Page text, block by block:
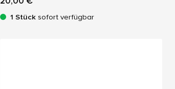
1 Stücksofort verfügbar